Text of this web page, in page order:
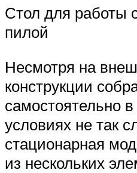
Стол для работы
пилой
Несмотря на
конструкции
самостоятельно
условиях не так
стационарная
из нескольких